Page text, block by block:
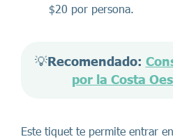
$20 por persona.
💡Recomendado:
por la Costa
Este tiquet te permite entrar